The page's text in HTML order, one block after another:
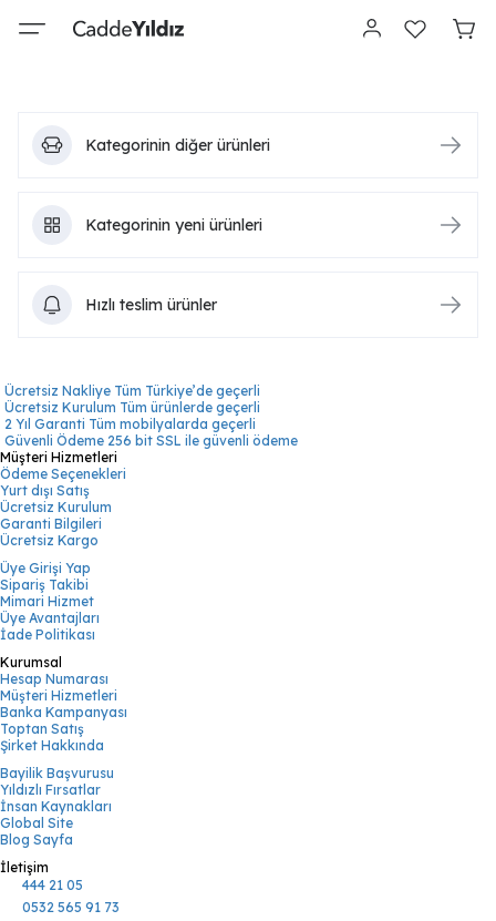
Kategorinin diğer ürünleri
Kategorinin yeni ürünleri
Hızlı teslim ürünler
Ücretsiz Nakliye Tüm Türkiye’de geçerli
Ücretsiz Kurulum Tüm ürünlerde geçerli
2 Yıl Garanti Tüm mobilyalarda geçerli
Güvenli Ödeme 256 bit SSL ile güvenli ödeme
Müşteri Hizmetleri
Ödeme Seçenekleri
Yurt dışı Satış
Ücretsiz Kurulum
Garanti Bilgileri
Ücretsiz Kargo
Üye Girişi Yap
Sipariş Takibi
Mimari Hizmet
Üye Avantajları
İade Politikası
Kurumsal
Hesap Numarası
Müşteri Hizmetleri
Banka Kampanyası
Toptan Satış
Şirket Hakkında
Bayilik Başvurusu
Yıldızlı Fırsatlar
İnsan Kaynakları
Global Site
Blog Sayfa
İletişim
444 21 05
0532 565 91 73